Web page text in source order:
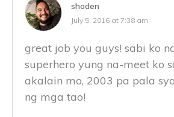
shoden
July 5, 2016 at 7:38 am
great job you guys! sabi ko
superhero yung na-meet ko
akalain mo, 2003 pa pala
ng mga tao!